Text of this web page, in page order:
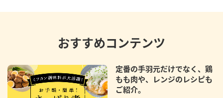
おすすめコンテンツ
定番の手羽元だけでなく、鶏
もも肉や、レンジのレシピも
ご紹介。